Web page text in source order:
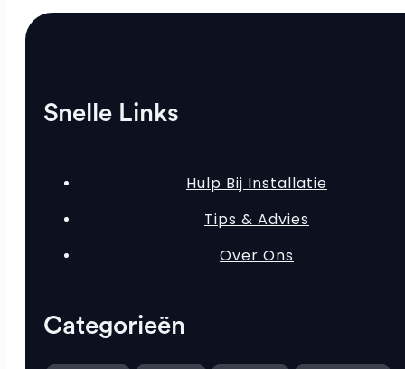
Snelle Links
Hulp Bij Installatie
Tips & Advies
Over Ons
Categorieën